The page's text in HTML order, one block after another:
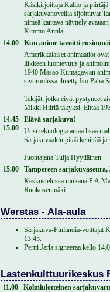
Käsikirjoittaja Kallio ja piirtäjä
sarjakuvanovellia sijoittuvat
nimeä kantava näyttely
Kimmo Antila.
14.00
Kun anime tavoitti
Amerikkalaiset animaatiot
liikkeen luontevuus ja
1940 Masao Kumagawan
sivuroolissa ilmetty Iso Paha
Tekijät, jotka eivät pystyneet
Mikki Hiiriä täkyksi. Ehtaa
14.45-
15.00
Elävä sarjakuva!
Uusi teknologia antaa lisää
Sarjakuvaakin pitää kehittää ja
Juontajana Tuija Hyytiäinen.
15.00
Tampereen sarjakuvaseura,
Keskustelussa mukana
Ruokosenmäki.
Werstas - Ala-aula
Sarjakuva-Finlandia-voittajat
13.45.
Pertti Jarla signeeraa kello
Lastenkulttuurikeskus
11.00- Kolmiulotteinen